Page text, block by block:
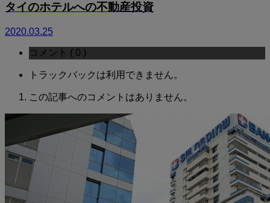
タイのホテルへの不動産投資
2020.03.25
コメント ( 0 )
トラックバックは利用できません。
この記事へのコメントはありません。